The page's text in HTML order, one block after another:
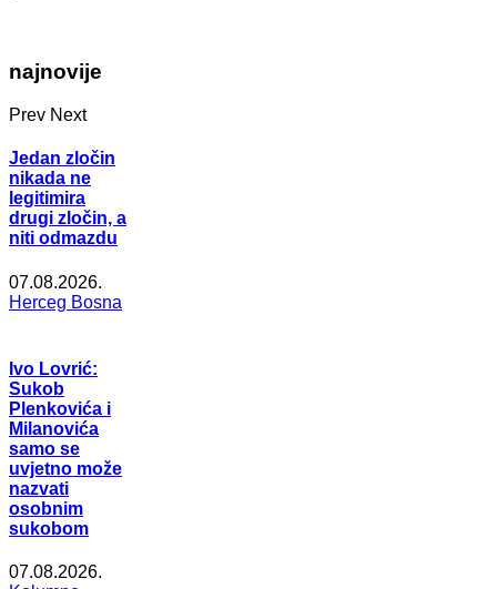
najnovije
Prev Next
Jedan zločin
nikada ne
legitimira
drugi zločin, a
niti odmazdu
07.08.2026.
Herceg Bosna
Ivo Lovrić:
Sukob
Plenkovića i
Milanovića
samo se
uvjetno može
nazvati
osobnim
sukobom
07.08.2026.